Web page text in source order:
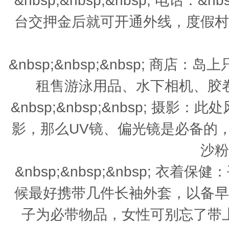
台交押金后就可开通外线，度假
&nbsp;&nbsp;&nbsp; 商店：岛上
租售游泳用品、水下相机、
&nbsp;&nbsp;&nbsp; 摄影：此
影，那么UV镜、偏光镜是必备的
沙
&nbsp;&nbsp;&nbsp; 衣着保健
候最好携带几件长袖外套，以备
子为必带物品，女性可别忘了